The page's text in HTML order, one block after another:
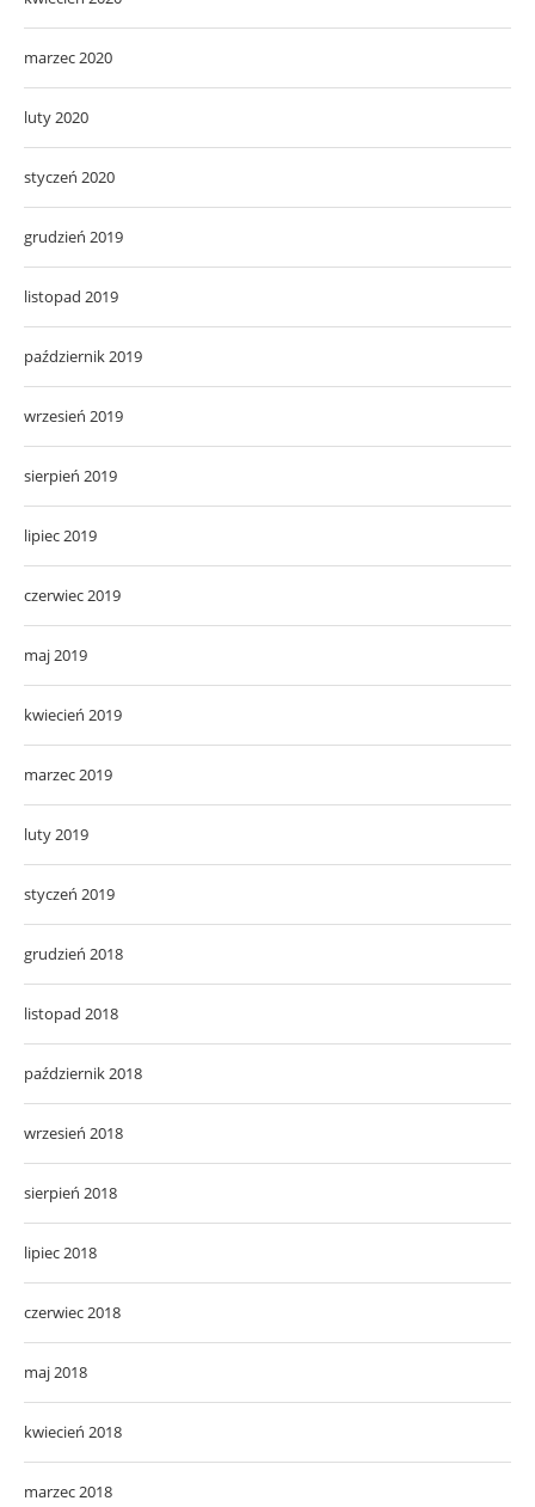
marzec 2020
luty 2020
styczeń 2020
grudzień 2019
listopad 2019
październik 2019
wrzesień 2019
sierpień 2019
lipiec 2019
czerwiec 2019
maj 2019
kwiecień 2019
marzec 2019
luty 2019
styczeń 2019
grudzień 2018
listopad 2018
październik 2018
wrzesień 2018
sierpień 2018
lipiec 2018
czerwiec 2018
maj 2018
kwiecień 2018
marzec 2018